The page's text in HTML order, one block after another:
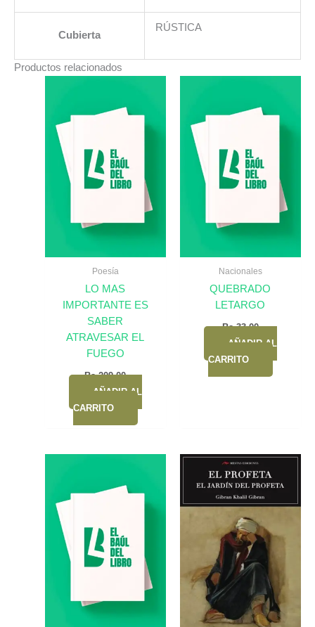
Cubierta
RÚSTICA
Productos relacionados
Poesía
LO MAS
IMPORTANTE ES
SABER
ATRAVESAR EL
FUEGO
Bs.209,00
AÑADIR AL
CARRITO
Nacionales
QUEBRADO
LETARGO
Bs.33,00
AÑADIR AL
CARRITO